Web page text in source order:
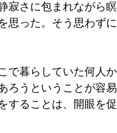
寂さに包まれながら
思った。そう思わず
で暮らしていた何人
ろうということが容
することは、開眼を